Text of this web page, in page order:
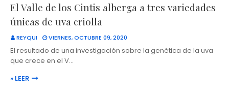
El Valle de los Cintis alberga a tres variedades
únicas de uva criolla
REYQUI VIERNES, OCTUBRE 09, 2020
El resultado de una investigación sobre la genética de la uva
que crece en el V…
» LEER